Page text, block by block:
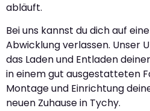
abläuft.
Bei uns kannst du dich auf
Abwicklung verlassen. Unser
das Laden und Entladen
in einem gut ausgestatteten
Montage und Einrichtung
neuen Zuhause in Tychy.